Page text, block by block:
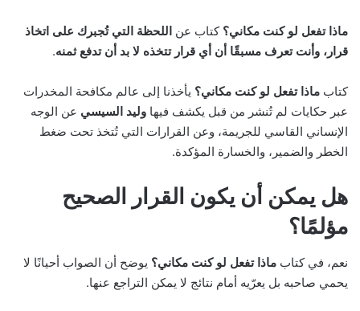
ماذا تفعل لو كنت مكاني؟ كتاب عن اللحظة التي تُجبرك على اتخاذ
قرار، وأنت تعرف مسبقًا أن أي قرار تتخذه لا بد أن تدفع ثمنه.
كتاب ماذا تفعل لو كنت مكاني؟ يأخذنا إلى عالم مكافحة المخدرات
عبر حكايات لم تُنشر من قبل يكشف فيها وليد السيسي عن الوجه
الإنساني القاسي للجريمة، وعن القرارات التي تُتخذ تحت ضغط
الخطر والضمير، والخسارة المؤكدة.
هل يمكن أن يكون القرار الصحيح
مؤلمًا؟
نعم، في كتاب ماذا تفعل لو كنت مكاني؟ يوضح أن الصواب أحيانًا لا
يحمي صاحبه بل يعرّيه أمام نتائج لا يمكن التراجع عنها.